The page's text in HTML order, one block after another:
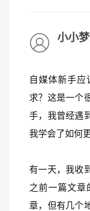
小小
自媒体新手应
求？这是一个
手，我曾经遇
我学会了如何
有一天，我收
之前一篇文章
章，但有几个